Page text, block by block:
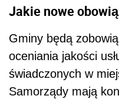
Jakie nowe
Gminy będą
oceniania jakości
świadczonych w
Samorządy mają